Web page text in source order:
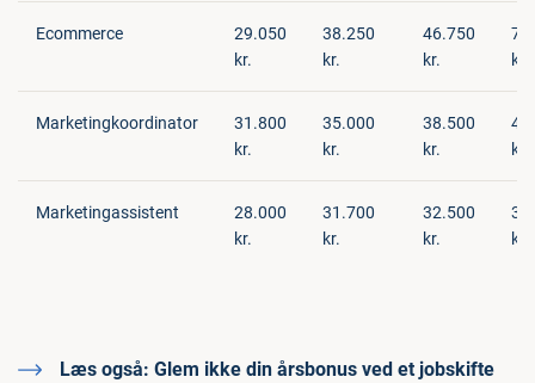
Ecommerce
29.050
kr.
38.250
kr.
46.750
kr.
kr.
Marketingkoordinator
31.800
kr.
35.000
kr.
38.500
kr.
kr.
Marketingassistent
28.000
kr.
31.700
kr.
32.500
kr.
kr.
Læs også: Glem ikke din årsbonus ved et jobskifte